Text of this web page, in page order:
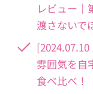
レビュー｜
渡さないで
雰囲気を自
食べ比べ！